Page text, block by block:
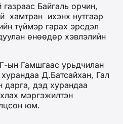
Байгаль орчин,
хамтран ихэнх нутгаар
түймэр гарах эрсдэл
өнөөдөр хэвлэлийн
ын Гамшгаас урьдчилан
Д.Батсайхан, Гал
дарга, дэд хурандаа
мэргэжилтэн
юм.